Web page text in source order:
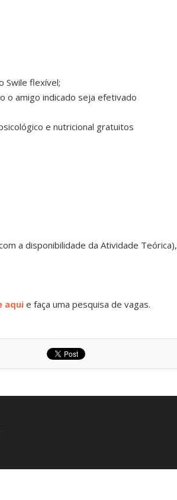
Swile flexível;
o amigo indicado seja efetivado
e nutricional gratuitos
a disponibilidade da Atividade Teórica),
aqui e faça uma pesquisa de vagas.